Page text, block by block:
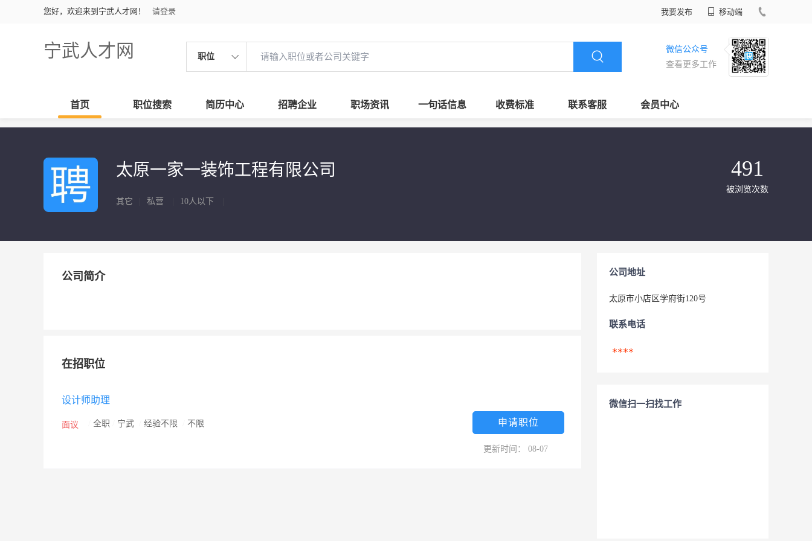
您好，欢迎来到宁武人才网！ 请登录 我要发布 移动端
宁武人才网 职位
微信公众号
查看更多工作
首页 职位搜索 简历中心 招聘企业 职场资讯 一句话信息 收费标准 联系客服 会员中心
太原一家一装饰工程有限公司
其它 私营 10人以下
491
被浏览次数
公司简介
在招职位
设计师助理
面议 全职 宁武 经验不限 不限 申请职位
更新时间： 08-07
公司地址
太原市小店区学府街120号
联系电话
****
微信扫一扫找工作